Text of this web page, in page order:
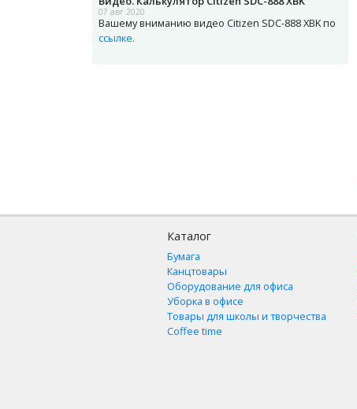
07 авг 2020
Вашему вниманию видео Citizen SDC-888 XBK по
ссылке.
Каталог
Бумага
Канцтовары
Оборудование для офиса
Уборка в офисе
Товары для школы и творчества
Coffee time